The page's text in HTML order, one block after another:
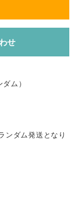
せ
ム）
ンダム発送となり